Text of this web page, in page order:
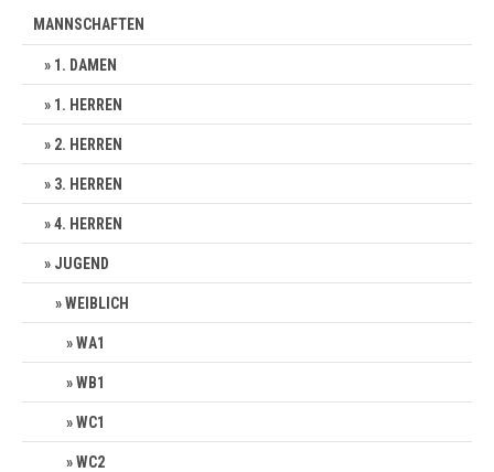
MANNSCHAFTEN
1. DAMEN
1. HERREN
2. HERREN
3. HERREN
4. HERREN
JUGEND
WEIBLICH
WA1
WB1
WC1
WC2